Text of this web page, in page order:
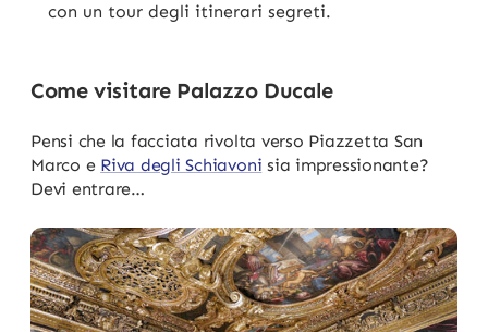
con un tour degli itinerari segreti.
Come visitare Palazzo Ducale
Pensi che la facciata rivolta verso Piazzetta San
Marco e Riva degli Schiavoni sia impressionante?
Devi entrare…